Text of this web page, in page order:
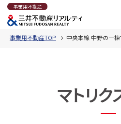
事業用不動産
事業用不動産TOP 中央本線 中野の一棟
マトリ